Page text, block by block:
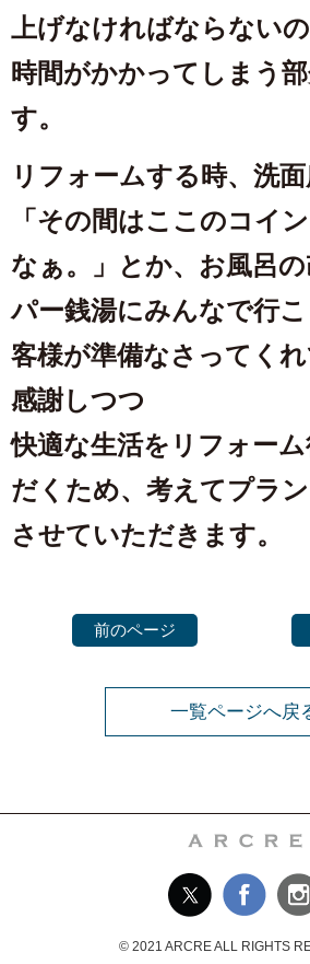
上げなければならない
時間がかかってしまう
す。
リフォームする時、洗
「その間はここのコイ
なぁ。」とか、お風呂
パー銭湯にみんなで行
客様が準備なさってく
感謝しつつ
快適な生活をリフォー
だくため、考えてプラ
させていただきます。
前のページ
一覧ページへ戻
© 2021 ARCRE ALL RIGHTS